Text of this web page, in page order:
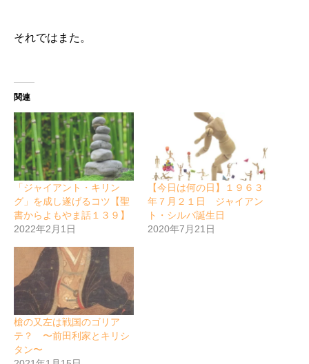
それではまた。
関連
「ジャイアント・キリン
グ」を成し遂げるコツ【聖
書からよもやま話１３９】
2022年2月1日
【今日は何の日】１９６３
年７月２１日 ジャイアン
ト・シルバ誕生日
2020年7月21日
槍の又左は戦国のゴリア
テ？ 〜前田利家とキリシ
タン〜